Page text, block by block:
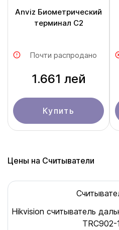
Anviz Биометрический
терминал C2
Почти распродано
1.661 лей
Купить
Цены на Считыватели
Hikvision cчитыватель
TRC902-1